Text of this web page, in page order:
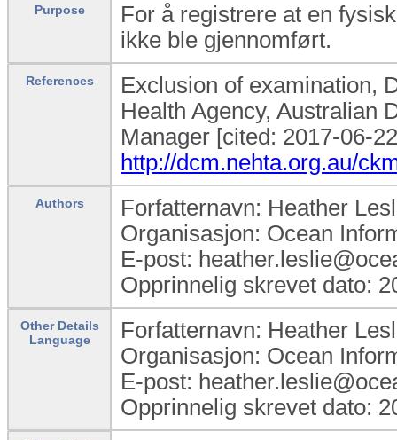
Purpose
For å registrere at en
ikke ble gjennomført.
References
Exclusion of examination,
Health Agency, Australian
Manager [cited: 2017-06-
http://dcm.nehta.org.au/
Authors
Forfatternavn: Heather
Organisasjon: Ocean
E-post:
Opprinnelig skrevet dato:
Other Details
Language
Forfatternavn: Heather
Organisasjon: Ocean
E-post:
Opprinnelig skrevet dato: